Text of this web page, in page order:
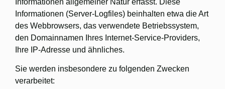
Informationen (Server-Logfiles) beinhalten etwa die Art
des Webbrowsers, das verwendete Betriebssystem,
den Domainnamen Ihres Internet-Service-Providers,
Ihre IP-Adresse und ähnliches.
Sie werden insbesondere zu folgenden Zwecken
verarbeitet: